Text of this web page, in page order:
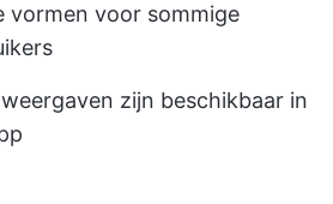
vormen voor sommige
zijn beschikbaar in